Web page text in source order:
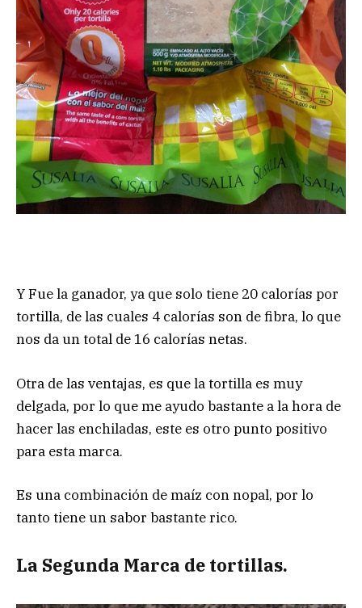
Y Fue la ganador, ya que solo tiene 20 calorías por
tortilla, de las cuales 4 calorías son de fibra, lo que
nos da un total de 16 calorías netas.
Otra de las ventajas, es que la tortilla es muy
delgada, por lo que me ayudo bastante a la hora de
hacer las enchiladas, este es otro punto positivo
para esta marca.
Es una combinación de maíz con nopal, por lo
tanto tiene un sabor bastante rico.
La Segunda Marca de tortillas.